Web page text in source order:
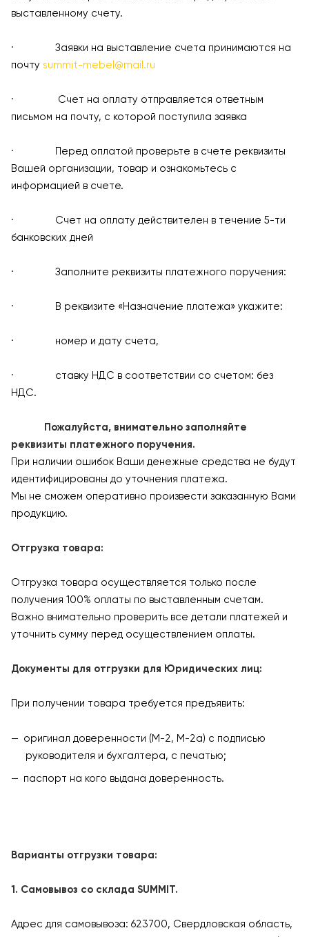
выставленному счету.
· Заявки на выставление счета принимаются на
почту summit-mebel@mail.ru
· Счет на оплату отправляется ответным
письмом на почту, с которой поступила заявка
· Перед оплатой проверьте в счете реквизиты
Вашей организации, товар и ознакомьтесь с
информацией в счете.
· Счет на оплату действителен в течение 5-ти
банковских дней
· Заполните реквизиты платежного поручения:
· В реквизите «Назначение платежа» укажите:
· номер и дату счета,
· ставку НДС в соответствии со счетом: без
НДС.
Пожалуйста, внимательно заполняйте
реквизиты платежного поручения.
При наличии ошибок Ваши денежные средства не будут
идентифицированы до уточнения платежа.
Мы не сможем оперативно произвести заказанную Вами
продукцию.
Отгрузка товара:
Отгрузка товара осуществляется только после
получения 100% оплаты по выставленным счетам.
Важно внимательно проверить все детали платежей и
уточнить сумму перед осуществлением оплаты.
Документы для отгрузки для Юридических лиц:
При получении товара требуется предъявить:
оригинал доверенности (М-2, М-2а) с подписью
руководителя и бухгалтера, с печатью;
паспорт на кого выдана доверенность.
Варианты отгрузки товара:
1. Самовывоз со склада SUMMIT.
Адрес для самовывоза: 623700, Свердловская область,